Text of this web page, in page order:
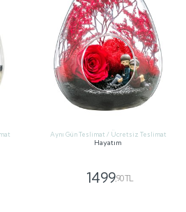
Aynı Gün Teslimat / Ücretsiz Teslimat
Hayatım
1499,90 TL